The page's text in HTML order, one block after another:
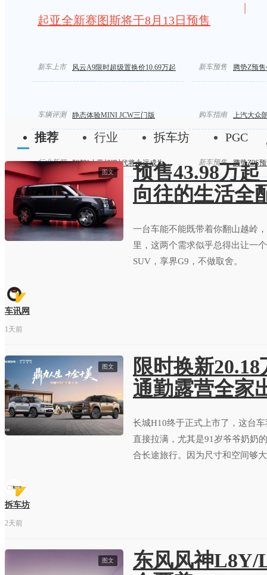
限时价14.58万起/推4款车型 领克07GT上市
起亚全新赛图斯将于8月13日预售
|
新车上市 风云A9限时超级置换价10.69万起 新车预售 腾势Z预
车辆评测 静态体验MINI JCW三门版 购车指南 上汽大众
行业新闻 智驾“小蓝灯”时代将永远成为历史 新车预售 腾势Z9S
推荐 行业 拆车坊 PGC
图文
预售43.98万
向往的生活全
一台车能不能既带着你翻山越岭
里，这两个需求似乎总得出让一
SUV，享界G9，不做取舍。
车讯网
1天前
图文
限时换新
通勤露营全家
长城H10终于正式上市了，这台
直接拉满，尤其是91岁爷爷奶奶
合长途旅行。因为尺寸和空间够
拆车坊
2天前
图文
东风风神L8Y/